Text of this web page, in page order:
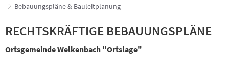
Bebauungspläne & Bauleitplanung
Ortsgemeinde
Welkenbach
RECHTSKRÄFTIGE BEBAUUNGSPLÄNE
Ortsgemeinde Welkenbach "Ortslage"